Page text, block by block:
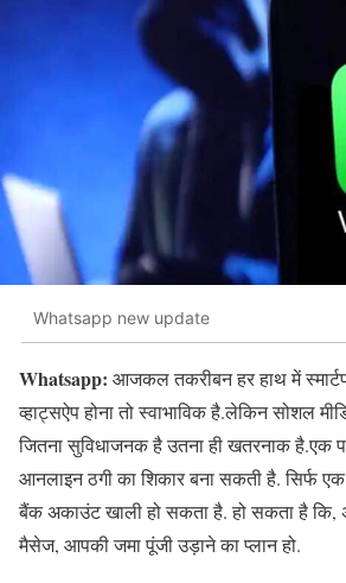
Whatsapp new update
Whatsapp: आजकल तकरीबन हर हाथ में
व्हाट्सऐप होना तो स्वाभाविक है.लेकिन सोशल
जितना सुविधाजनक है उतना ही खतरनाक है.एक
आनलाइन ठगी का शिकार बना सकती है. सिर्फ
बैंक अकाउंट खाली हो सकता है. हो सकता है
मैसेज, आपकी जमा पूंजी उड़ाने का प्लान हो.